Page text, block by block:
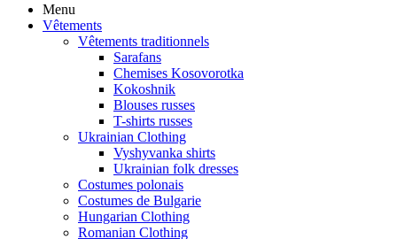
Menu
Vêtements
Vêtements traditionnels
Sarafans
Chemises Kosovorotka
Kokoshnik
Blouses russes
T-shirts russes
Ukrainian Clothing
Vyshyvanka shirts
Ukrainian folk dresses
Costumes polonais
Costumes de Bulgarie
Hungarian Clothing
Romanian Clothing